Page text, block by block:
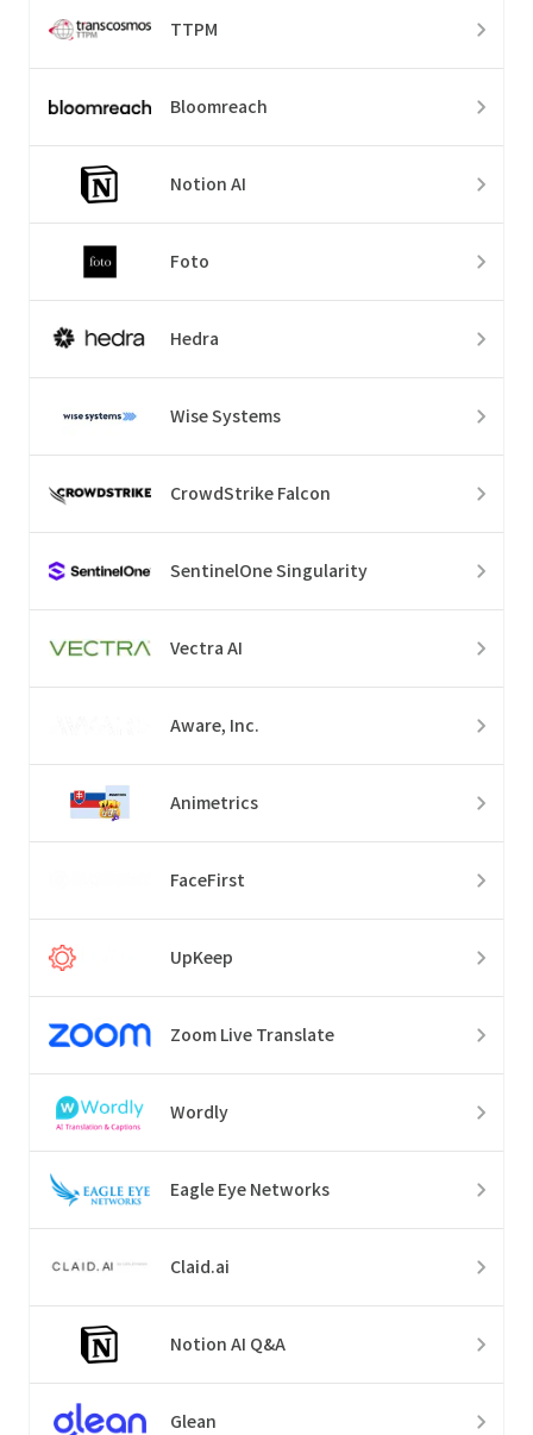
TTPM
Bloomreach
Notion AI
Foto
Hedra
Wise Systems
CrowdStrike Falcon
SentinelOne Singularity
Vectra AI
Aware, Inc.
Animetrics
FaceFirst
UpKeep
Zoom Live Translate
Wordly
Eagle Eye Networks
Claid.ai
Notion AI Q&A
Glean